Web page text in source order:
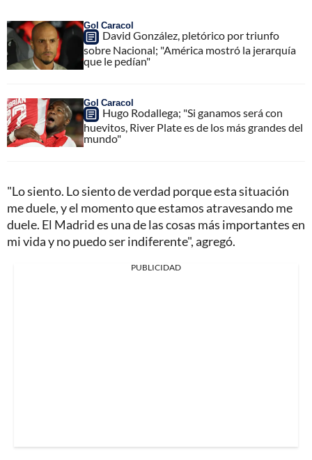
Gol Caracol
David González, pletórico por triunfo
sobre Nacional; "América mostró la jerarquía
que le pedían"
Gol Caracol
Hugo Rodallega; "Si ganamos será con
huevitos, River Plate es de los más grandes del
mundo"
"Lo siento. Lo siento de verdad porque esta situación
me duele, y el momento que estamos atravesando me
duele. El Madrid es una de las cosas más importantes en
mi vida y no puedo ser indiferente", agregó.
PUBLICIDAD